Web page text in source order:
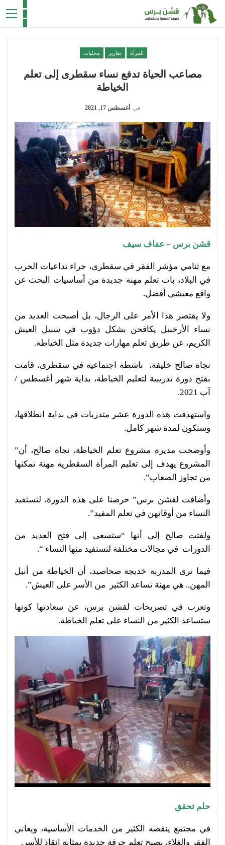
المرأة تقارير محليات
مصاعب الحياة تدفع نساء سقطرى إلى تعلم
الخياطة
في أغسطس 17, 2021
قشن برس – عفاف سيف
مع تنامي مؤشر الفقر في سقطرى، جراء تداعيات الحرب
في البلاد، بات تعلم مهنة جديدة من أساسيات البحث عن
واقع معيشي أفضل.
ولا يقتصر هذا الأمر على الرجال، بل أصبحت العديد من
نساء الأرخبيل يكافحن بشكل دؤوب في سبيل العيش
الكريم، عن طريق تعلم مهارات جديدة مثل الخياطة.
نجاة صالح خليفة، ناشطة اجتماعية في سقطرى، قامت
بفتح دورة تدريبية لتعليم الخياطة، بداية شهر أغسطس /
آب 2021.
واستهدفت هذه الدورة عشر متدربات في بداية انطلاقها،
وستكون لمدة شهر كامل.
وأوضحت مديرة مشروع تعلم الخياطة، نجاة صالح، أن”
المشروع يهدف إلى تعليم المرأة السقطرية مهنة تمكنها
من تجاوز الصعاب”.
وأضافت لقشن برس” حرصنا على هذه الدورة، لتستفيد
النساء من أوقاتهن في تعلم المفيد”.
ولفتت صالح إلى أنها “ستسعى إلى فتح العديد من
الدورات في مجالات مختلفة لتستفيد منها النساء “.
فيما ترى المدربة خديجة صحاصيد، أن الخياطة من أنبل
المهن.. هي مهنة تساعد الكثير من الأسر على العيش”.
وتعرب في تصريحات لقشن برس، عن سعادتها كونها
ستساعد الكثير من النساء على تعلم الخياطة.
حلم تحقق
في مجتمع ينقصه الكثير من الخدمات الأساسية، ويعاني
الفقر والغلاء، يصبح تعلم حرفة جديدة بمثابة إنقاذ للأسر.